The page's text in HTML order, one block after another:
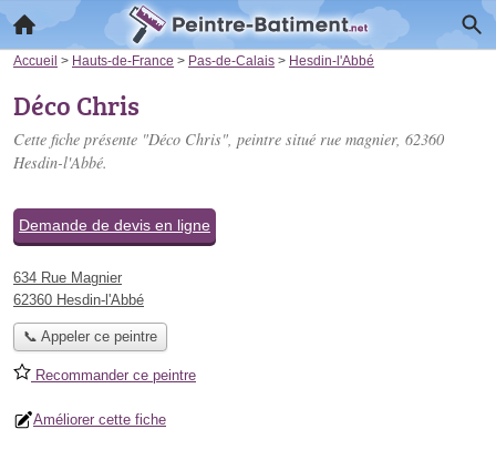
Accueil > Hauts-de-France > Pas-de-Calais > Hesdin-l'Abbé
Déco Chris
Cette fiche présente "Déco Chris", peintre situé rue magnier, 62360
Hesdin-l'Abbé.
Demande de devis en ligne
634 Rue Magnier
62360 Hesdin-l'Abbé
📞 Appeler ce peintre
Recommander ce peintre
Améliorer cette fiche